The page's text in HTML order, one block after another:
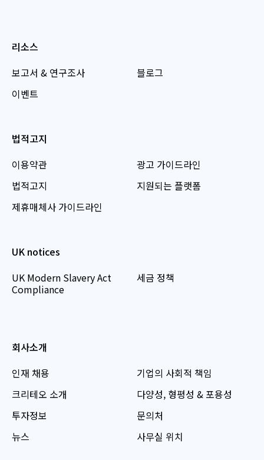
리소스
보고서 & 연구조사
이벤트
블로그
법적고지
이용약관
법적고지
제휴매체사 가이드라인
광고 가이드라인
지원되는 플랫폼
UK notices
UK Modern Slavery Act
Compliance
세금 정책
회사소개
인재 채용
크리테오 소개
투자정보
뉴스
기업의 사회적 책임
다양성, 형평성 & 포용성
문의처
사무실 위치